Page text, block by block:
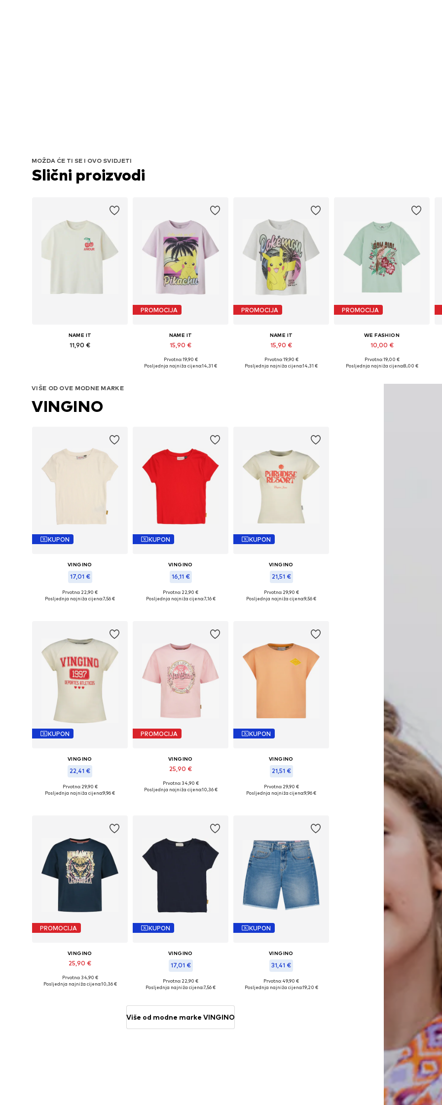
MOŽDA ĆE TI SE I OVO SVIDJETI
Slični proizvodi
NAME IT
11,90 €
PROMOCIJA
NAME IT
15,90 €
Dostupno u više veličina
Prvotno: 19,90 €
Posljednja najniža cijena:14,31 €
PROMOCIJA
NAME IT
15,90 €
Dostupno u više veličina
Prvotno: 19,90 €
Posljednja najniža cijena:14,31 €
PROMOCIJA
WE FASHION
10,00 €
Dostupno u više veličina
Prvotno: 19,00 €
Posljednja najniža cijena:8,00 €
VIŠE OD OVE MODNE MARKE
VINGINO
KUPON
VINGINO
17,01 €
Dostupne veličine: 152
Prvotno: 22,90 €
Posljednja najniža cijena:7,56 €
KUPON
VINGINO
16,11 €
Dostupne veličine: 152
Prvotno: 22,90 €
Posljednja najniža cijena:7,16 €
KUPON
VINGINO
21,51 €
Dostupne veličine: 140
Prvotno: 29,90 €
Posljednja najniža cijena:9,56 €
KUPON
VINGINO
22,41 €
Dostupne veličine: 152
Prvotno: 29,90 €
Posljednja najniža cijena:9,96 €
PROMOCIJA
VINGINO
25,90 €
Dostupne veličine: 142, 154, 166
Prvotno: 34,90 €
Posljednja najniža cijena:10,36 €
KUPON
VINGINO
21,51 €
Dostupne veličine: 152, 170-176
Prvotno: 29,90 €
Posljednja najniža cijena:9,96 €
PROMOCIJA
VINGINO
25,90 €
Dostupne veličine: 142, 154, 166
Prvotno: 34,90 €
Posljednja najniža cijena:10,36 €
KUPON
VINGINO
17,01 €
Dostupne veličine: 152
Prvotno: 22,90 €
Posljednja najniža cijena:7,56 €
KUPON
VINGINO
31,41 €
Dostupne veličine: 152, 164
Prvotno: 49,90 €
Posljednja najniža cijena:19,20 €
Više od modne marke VINGINO